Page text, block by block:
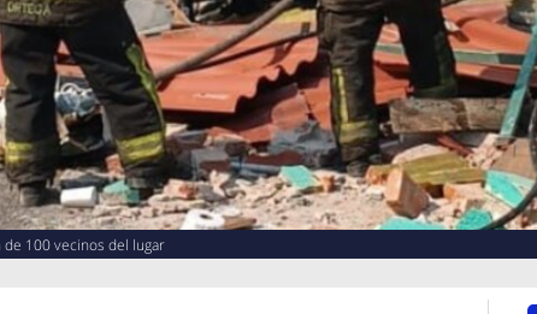
100 vecinos del lugar